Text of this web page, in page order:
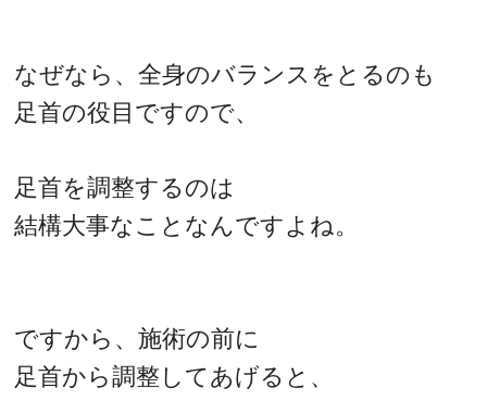
なぜなら、全身のバランスをとるのも
足首の役目ですので、
足首を調整するのは
結構大事なことなんですよね。
ですから、施術の前に
足首から調整してあげると、